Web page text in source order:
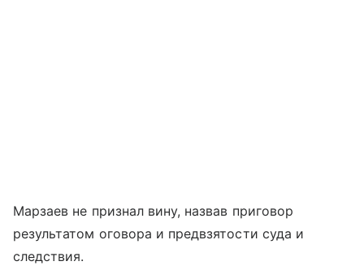
Марзаев не признал вину, назвав приговор
результатом оговора и предвзятости суда и
следствия.